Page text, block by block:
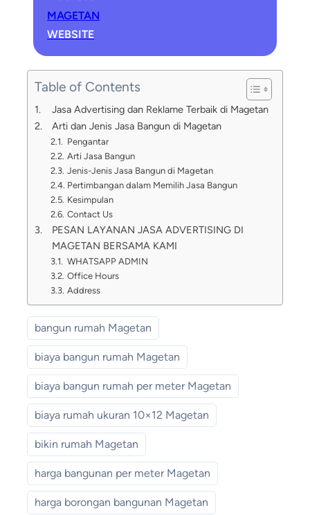
MAGETAN
WEBSITE
Table of Contents
Jasa Advertising dan Reklame Terbaik di Magetan
Arti dan Jenis Jasa Bangun di Magetan
Pengantar
Arti Jasa Bangun
Jenis-Jenis Jasa Bangun di Magetan
Pertimbangan dalam Memilih Jasa Bangun
Kesimpulan
Contact Us
PESAN LAYANAN JASA ADVERTISING DI
MAGETAN BERSAMA KAMI
WHATSAPP ADMIN
Office Hours
Address
bangun rumah Magetan
biaya bangun rumah Magetan
biaya bangun rumah per meter Magetan
biaya rumah ukuran 10×12 Magetan
bikin rumah Magetan
harga bangunan per meter Magetan
harga borongan bangunan Magetan